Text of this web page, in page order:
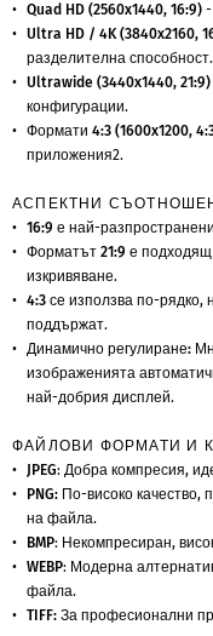
Quad HD (2560x1440, 16:9) -
Ultra HD / 4K (3840x2160,
разделителна способност.
Ultrawide (3440x1440, 21:9)
конфигурации.
Формати 4:3 (1600x1200,
приложения2.
АСПЕКТНИ
16:9 е най-
Форматът 21:9 е подходящ
изкривяване.
4:3 се използва по-рядко,
поддържат.
Динамично регулиране:
изображенията
най-добрия дисплей.
ФАЙЛОВИ ФОРМАТИ И
JPEG: Добра компресия,
PNG: По-високо качество,
на файла.
BMP: Некомпресиран,
WEBP: Модерна
файла.
TIFF: За професионални